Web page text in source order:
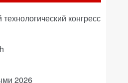
конгресс
2026